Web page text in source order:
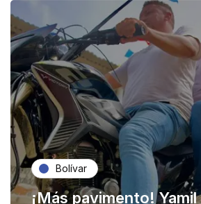
Bolívar
¡Más pavimento!